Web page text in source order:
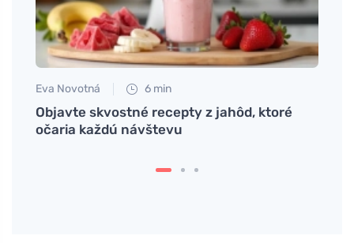
Eva Novotná 6 min
Objavte skvostné recepty z jahôd, ktoré
očaria každú návštevu